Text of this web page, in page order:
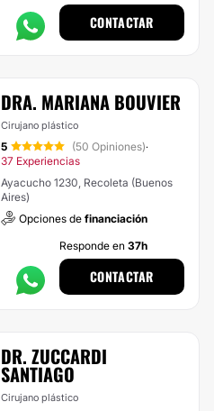
CONTACTAR
DRA. MARIANA BOUVIER
Cirujano plástico
5 (50 Opiniones)·
37 Experiencias
Ayacucho 1230, Recoleta (Buenos
Aires)
Opciones de financiación
Responde en 37h
CONTACTAR
DR. ZUCCARDI
SANTIAGO
Cirujano plástico